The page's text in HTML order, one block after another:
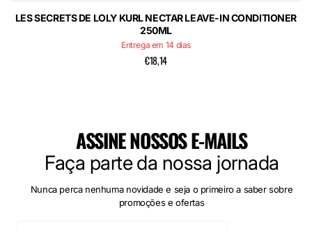
LES SECRETS DE LOLY KURL NECTAR LEAVE-IN CONDITIONER
250ML
Entrega em 14 dias
€18,14
ASSINE NOSSOS E-MAILS
Faça parte da nossa jornada
Nunca perca nenhuma novidade e seja o primeiro a saber sobre
promoções e ofertas